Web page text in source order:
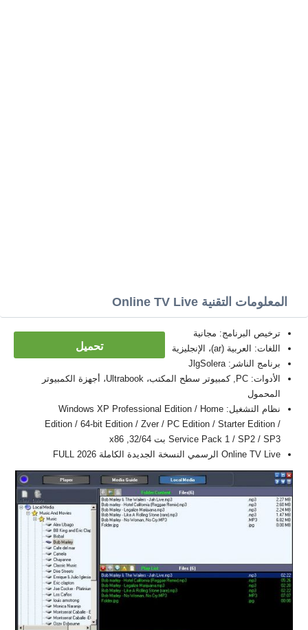
المعلومات التقنية Online TV Live
تحميل
ترخيص البرنامج: مجانية
اللغات: العربية (ar)، الإنجليزية
برنامج الناشر: JlgSolera
الأدوات: PC, كمبيوتر سطح المكتب، Ultrabook، أجهزة الكمبيوتر
المحمول
نظام التشغيل: Windows XP Professional Edition / Home
Edition / 64-bit Edition / Zver / PC Edition / Starter Edition /
Service Pack 1 / SP2 / SP3 بت 32/64, x86
Online TV Live الرسمي النسخة الجديدة الكاملة FULL 2026